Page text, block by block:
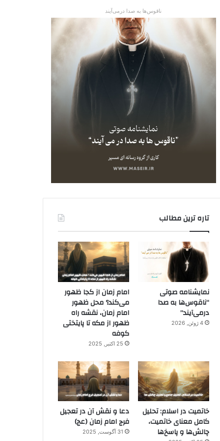
ناقوس‌ها به صدا در‌می‌آیند
تاره ترین مطالب
نمایشنامه صوتی
“ناقوس‌ها به صدا
در‌می‌آیند”
4 ژوئن, 2026
امام زمان از کجا ظهور
می‌کند؟ محل ظهور
امام زمان، نقشه راه
ظهور از مکه تا پایتختی
کوفه
25 اکتبر, 2025
خاتمیت در اسلام: تحلیل
کامل معنای خاتمیت،
چالش‌ها و پاسخ‌ها
دعا و نقش آن در تعجیل
فرج امام زمان (عج)
31 آگوست, 2025